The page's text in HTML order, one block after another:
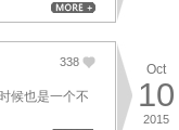
338
候也是一个不
Oct
10
2015